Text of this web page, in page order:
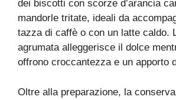
dei biscotti con scorze d’arancia
mandorle tritate, ideali da
tazza di caffè o con un latte caldo.
agrumata alleggerisce il dolce
offrono croccantezza e un apporto
Oltre alla preparazione, la